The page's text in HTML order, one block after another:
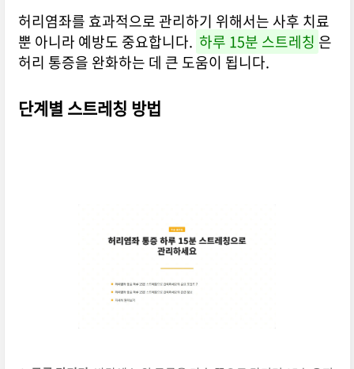
허리염좌를 효과적으로 관리하기 위해서는 사후 치료
뿐 아니라 예방도 중요합니다. 하루 15분 스트레칭 은
허리 통증을 완화하는 데 큰 도움이 됩니다.
단계별 스트레칭 방법